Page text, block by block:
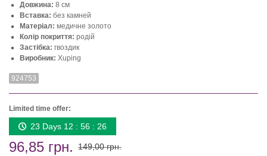
Довжина: 8 см
Вставка: без камней
Матеріал: медичне золото
Колір покриття: родій
Застібка: гвоздик
Виробник: Xuping
924753
Limited time offer:
23 Days 12 : 56 : 26
96,85 грн. 149,00 грн.